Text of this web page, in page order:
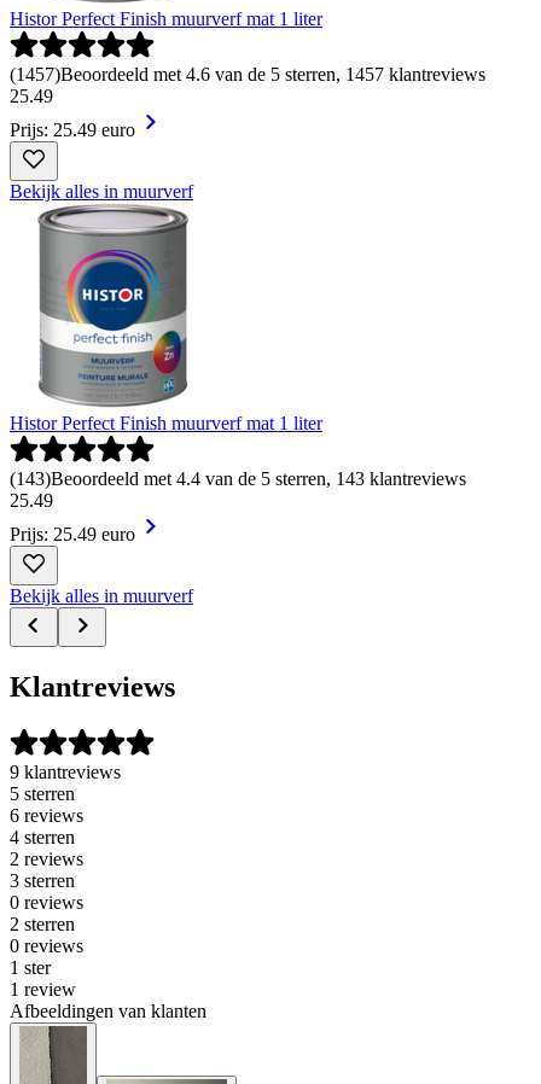
Histor Perfect Finish muurverf mat 1 liter
(1457)Beoordeeld met 4.6 van de 5 sterren, 1457 klantreviews
25.49
Prijs: 25.49 euro
Bekijk alles in muurverf
Histor Perfect Finish muurverf mat 1 liter
(143)Beoordeeld met 4.4 van de 5 sterren, 143 klantreviews
25.49
Prijs: 25.49 euro
Bekijk alles in muurverf
Klantreviews
9 klantreviews
5 sterren
6 reviews
4 sterren
2 reviews
3 sterren
0 reviews
2 sterren
0 reviews
1 ster
1 review
Afbeeldingen van klanten